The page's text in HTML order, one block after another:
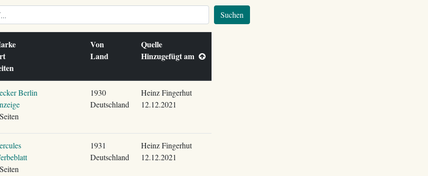
Suchen
Von
Land
Quelle
Hinzugefügt am
Berlin
1930
Deutschland
Heinz Fingerhut
12.12.2021
1931
Deutschland
Heinz Fingerhut
12.12.2021